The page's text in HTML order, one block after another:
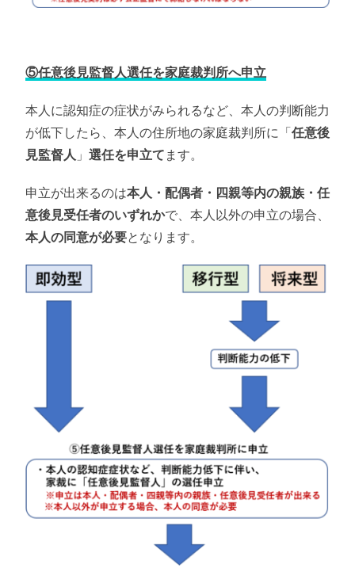
⑤任意後見監督人選任を家庭裁判所へ申立
本人に認知症の症状がみられるなど、本人の判断能力
が低下したら、本人の住所地の家庭裁判所に「任意後
見監督人」 選任を申立てます。
申立が出来るのは本人・配偶者・四親等内の親族・任
意後見受任者のいずれかで、本人以外の申立の場合、
本人の同意が必要となります。